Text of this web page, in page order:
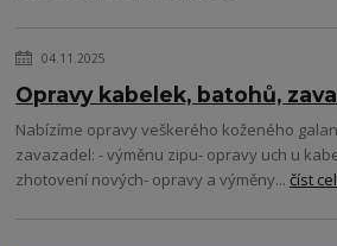
04.11.2025
Opravy kabelek, batohů,
Nabízíme opravy veškerého koženého
zavazadel: - výměnu zipu- opravy uch u
zhotovení nových- opravy a výměny...číst